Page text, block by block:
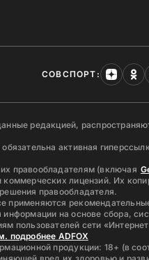
СОВСПОРТ:
редакцией,
активная
правообладателям (включая
коммерческих лицензий. Их
правообладателя.
применяются
информации на основе сбора,
пользователей сети
подробнее ADFOX
продукции: 18+ (в